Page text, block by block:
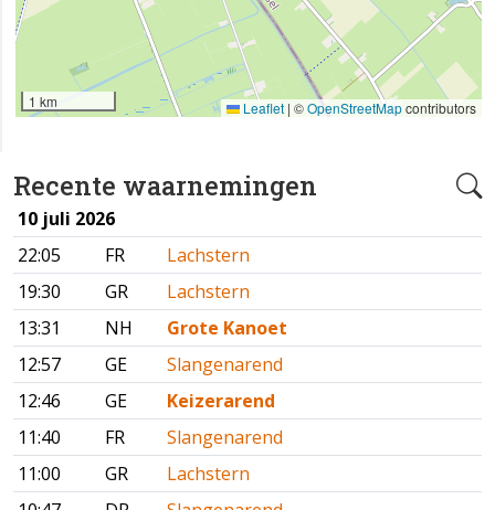
Recente waarnemingen
10 juli 2026
22:05
FR
Lachstern
19:30
GR
Lachstern
13:31
NH
Grote Kanoet
12:57
GE
Slangenarend
12:46
GE
Keizerarend
11:40
FR
Slangenarend
11:00
GR
Lachstern
1 km Leaflet | ©OpenStreetMapcontributors